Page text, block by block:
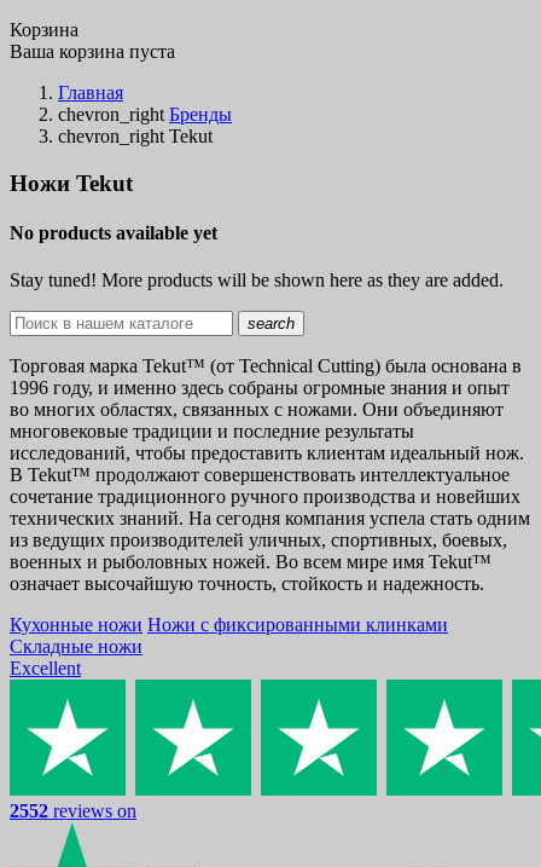
Корзина
Ваша корзина пуста
Главная
chevron_right Бренды
chevron_right Tekut
Ножи Tekut
No products available yet
Stay tuned! More products will be shown here as they are added.
search
Торговая марка Tekut™ (от Technical Cutting) была основана в
1996 году, и именно здесь собраны огромные знания и опыт
во многих областях, связанных с ножами. Они объединяют
многовековые традиции и последние результаты
исследований, чтобы предоставить клиентам идеальный нож.
В Tekut™ продолжают совершенствовать интеллектуальное
сочетание традиционного ручного производства и новейших
технических знаний. На сегодня компания успела стать одним
из ведущих производителей уличных, спортивных, боевых,
военных и рыболовных ножей. Во всем мире имя Tekut™
означает высочайшую точность, стойкость и надежность.
Кухонные ножи Ножи с фиксированными клинками
Складные ножи
Excellent
2552 reviews on